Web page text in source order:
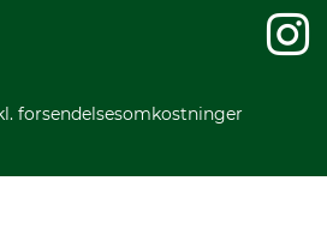
forsendelsesomkostninger